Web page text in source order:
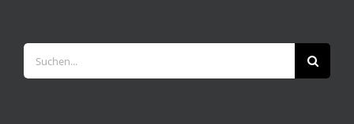
Suche
nach: